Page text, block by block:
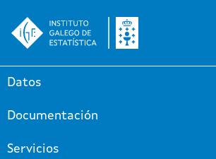
Datos
Documentación
Servicios